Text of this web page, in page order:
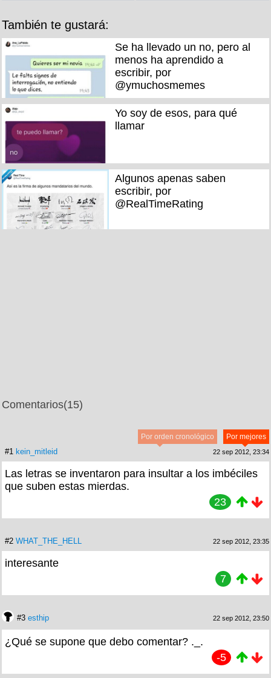
También te gustará:
Se ha llevado un no, pero al
menos ha aprendido a
escribir, por
@ymuchosmemes
Yo soy de esos, para qué
llamar
Algunos apenas saben
escribir, por
@RealTimeRating
Comentarios(15)
Por mejores
Por orden cronológico
#1 kein_mitleid 22 sep 2012, 23:34
Las letras se inventaron para insultar a los imbéciles
que suben estas mierdas.
23
#2 WHAT_THE_HELL 22 sep 2012, 23:35
interesante
7
#3 esthip 22 sep 2012, 23:50
¿Qué se supone que debo comentar? ._.
-5